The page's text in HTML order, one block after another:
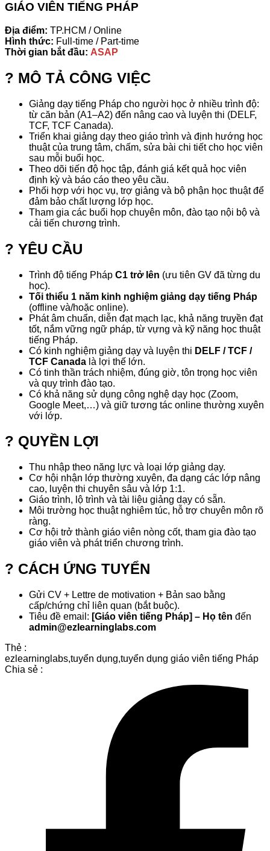
GIÁO VIÊN TIẾNG PHÁP
Địa điểm: TP.HCM / Online
Hình thức: Full-time / Part-time
Thời gian bắt đầu: ASAP
? MÔ TẢ CÔNG VIỆC
Giảng dạy tiếng Pháp cho người học ở nhiều trình độ:
từ căn bản (A1–A2) đến nâng cao và luyện thi (DELF,
TCF, TCF Canada).
Triển khai giảng dạy theo giáo trình và định hướng học
thuật của trung tâm, chấm, sửa bài chi tiết cho học viên
sau mỗi buổi học.
Theo dõi tiến độ học tập, đánh giá kết quả học viên
định kỳ và báo cáo theo yêu cầu.
Phối hợp với học vụ, trợ giảng và bộ phận học thuật để
đảm bảo chất lượng lớp học.
Tham gia các buổi họp chuyên môn, đào tạo nội bộ và
cải tiến chương trình.
? YÊU CẦU
Trình độ tiếng Pháp C1 trở lên (ưu tiên GV đã từng du
học).
Tối thiểu 1 năm kinh nghiệm giảng dạy tiếng Pháp
(offline và/hoặc online).
Phát âm chuẩn, diễn đạt mạch lạc, khả năng truyền đạt
tốt, nắm vững ngữ pháp, từ vựng và kỹ năng học thuật
tiếng Pháp.
Có kinh nghiệm giảng dạy và luyện thi DELF / TCF /
TCF Canada là lợi thế lớn.
Có tinh thần trách nhiệm, đúng giờ, tôn trọng học viên
và quy trình đào tạo.
Có khả năng sử dụng công nghệ dạy học (Zoom,
Google Meet,…) và giữ tương tác online thường xuyên
với lớp.
? QUYỀN LỢI
Thu nhập theo năng lực và loại lớp giảng dạy.
Cơ hội nhận lớp thường xuyên, đa dạng các lớp nâng
cao, luyện thi chuyên sâu và lớp 1:1.
Giáo trình, lộ trình và tài liệu giảng dạy có sẵn.
Môi trường học thuật nghiêm túc, hỗ trợ chuyên môn rõ
ràng.
Cơ hội trở thành giáo viên nòng cốt, tham gia đào tạo
giáo viên và phát triển chương trình.
? CÁCH ỨNG TUYỂN
Gửi CV + Lettre de motivation + Bản sao bằng
cấp/chứng chỉ liên quan (bắt buộc).
Tiêu đề email: [Giáo viên tiếng Pháp] – Họ tên đến
admin@ezlearninglabs.com
Thẻ :
ezlearninglabs,tuyển dụng,tuyển dụng giáo viên tiếng Pháp
Chia sẻ :